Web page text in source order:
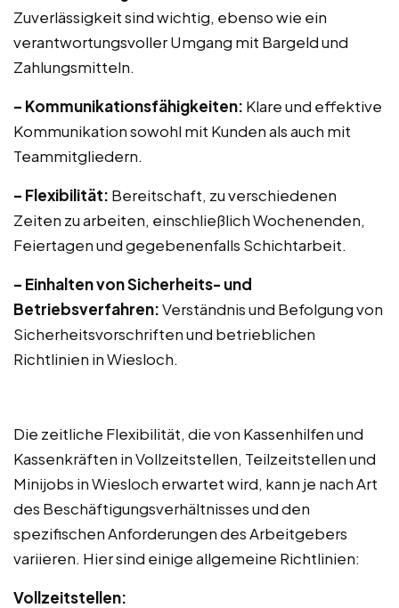
Zuverlässigkeit sind wichtig, ebenso wie ein
verantwortungsvoller Umgang mit Bargeld und
Zahlungsmitteln.
– Kommunikationsfähigkeiten: Klare und effektive
Kommunikation sowohl mit Kunden als auch mit
Teammitgliedern.
– Flexibilität: Bereitschaft, zu verschiedenen
Zeiten zu arbeiten, einschließlich Wochenenden,
Feiertagen und gegebenenfalls Schichtarbeit.
– Einhalten von Sicherheits- und
Betriebsverfahren:Verständnis und Befolgung von
Sicherheitsvorschriften und betrieblichen
Richtlinien in Wiesloch.
Die zeitliche Flexibilität, die von Kassenhilfen und
Kassenkräften in Vollzeitstellen, Teilzeitstellen und
Minijobs in Wiesloch erwartet wird, kann je nach Art
des Beschäftigungsverhältnisses und den
spezifischen Anforderungen des Arbeitgebers
variieren. Hier sind einige allgemeine Richtlinien:
Vollzeitstellen: